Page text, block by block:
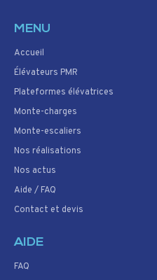
MENU
Accueil
Élévateurs PMR
Plateformes élévatrices
Monte-charges
Monte-escaliers
Nos réalisations
Nos actus
Aide / FAQ
Contact et devis
AIDE
FAQ